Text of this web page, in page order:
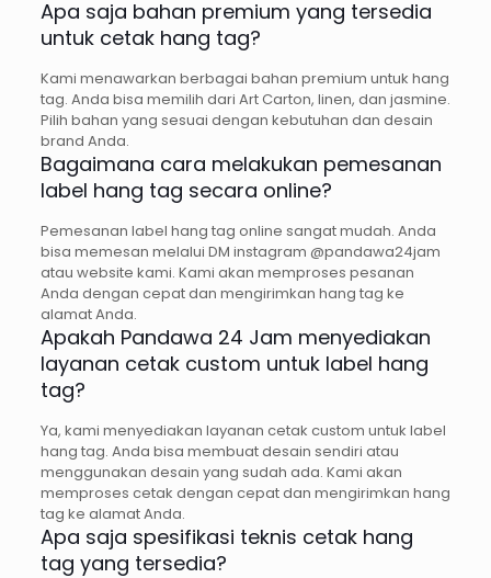
Apa saja bahan premium yang tersedia
untuk cetak hang tag?
Kami menawarkan berbagai bahan premium untuk hang
tag. Anda bisa memilih dari Art Carton, linen, dan jasmine.
Pilih bahan yang sesuai dengan kebutuhan dan desain
brand Anda.
Bagaimana cara melakukan pemesanan
label hang tag secara online?
Pemesanan label hang tag online sangat mudah. Anda
bisa memesan melalui DM instagram @pandawa24jam
atau website kami. Kami akan memproses pesanan
Anda dengan cepat dan mengirimkan hang tag ke
alamat Anda.
Apakah Pandawa 24 Jam menyediakan
layanan cetak custom untuk label hang
tag?
Ya, kami menyediakan layanan cetak custom untuk label
hang tag. Anda bisa membuat desain sendiri atau
menggunakan desain yang sudah ada. Kami akan
memproses cetak dengan cepat dan mengirimkan hang
tag ke alamat Anda.
Apa saja spesifikasi teknis cetak hang
tag yang tersedia?